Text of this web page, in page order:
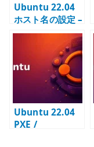
Ubuntu 22.04
ホスト名の設定 –
hostnamectl と
/etc/hosts を使
Ubuntu 22.04
PXE /